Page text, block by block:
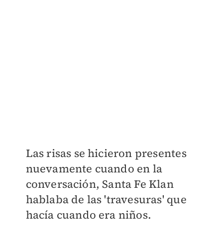
Las risas se hicieron presentes
nuevamente cuando en la
conversación, Santa Fe Klan
hablaba de las 'travesuras' que
hacía cuando era niños.